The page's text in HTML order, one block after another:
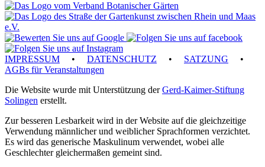
IMPRESSUM • DATENSCHUTZ • SATZUNG •
AGBs für Veranstaltungen
Die Website wurde mit Unterstützung derGerd-Kaimer-Stiftung
Solingen erstellt.
Zur besseren Lesbarkeit wird in der Website auf die gleichzeitige
Verwendung männlicher und weiblicher Sprachformen verzichtet.
Es wird das generische Maskulinum verwendet, wobei alle
Geschlechter gleichermaßen gemeint sind.